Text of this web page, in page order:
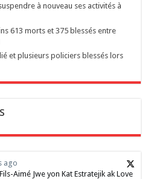
à nouveau ses activités à
613 morts et 375 blessés entre
et plusieurs policiers blessés lors
ago
Aimé Jwe yon Kat Estratejik ak Love